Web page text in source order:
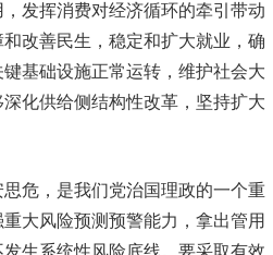
发挥消费对经济循环的牵引带动
改善民生，稳定和扩大就业，确
基础设施正常运转，维护社会大
化供给侧结构性改革，坚持扩大
危，是我们党治国理政的一个重
大风险预测预警能力，拿出管用
生系统性风险底线。要采取有效